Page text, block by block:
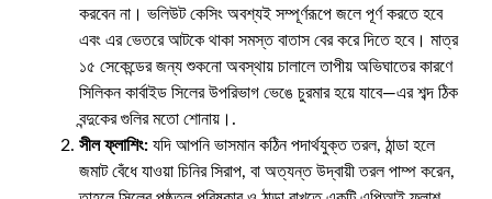
করবেন না। ভলিউট কেসিং অবশ্যই সম্পূর্ণরূপে জলে পূর্ণ করতে হবে
এবং এর ভেতরে আটকে থাকা সমস্ত বাতাস বের করে দিতে হবে। মাত্র
১৫ সেকেন্ডের জন্য শুকনো অবস্থায় চালালে তাপীয় অভিঘাতের কারণে
সিলিকন কার্বাইড সিলের উপরিভাগ ভেঙে চুরমার হয়ে যাবে—এর শব্দ ঠিক
বন্দুকের গুলির মতো শোনায়।.
সীল ফ্লাশিং: যদি আপনি ভাসমান কঠিন পদার্থযুক্ত তরল, ঠান্ডা হলে
জমাট বেঁধে যাওয়া চিনির সিরাপ, বা অত্যন্ত উদ্বায়ী তরল পাম্প করেন,